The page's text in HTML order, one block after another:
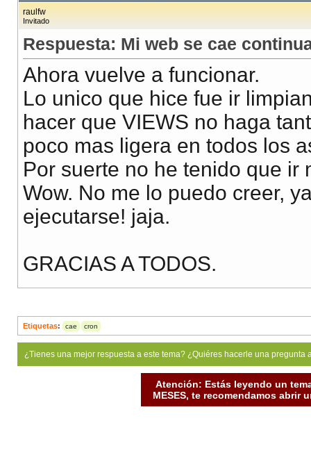
raulfw
Invitado
Respuesta: Mi web se cae
Ahora vuelve a funcionar.
Lo unico que hice fue ir
hacer que VIEWS no haga
poco mas ligera en todos los
Por suerte no he tenido que ir
Wow. No me lo puedo creer,
ejecutarse! jaja.
GRACIAS A TODOS.
Etiquetas: cae cron
¿Tienes una mejor respuesta a este tema? ¿Quiéres hacerle una
Atención: Estás leyendo un
MESES, te recomendamos abrir